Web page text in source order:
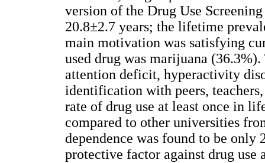
version of the Drug Use
20.8±2.7 years; the lifetime
main motivation was satisfying
used drug was marijuana
attention deficit, hyperactivity
identification with peers,
rate of drug use at least once in
compared to other universities
dependence was found to be
protective factor against drug use